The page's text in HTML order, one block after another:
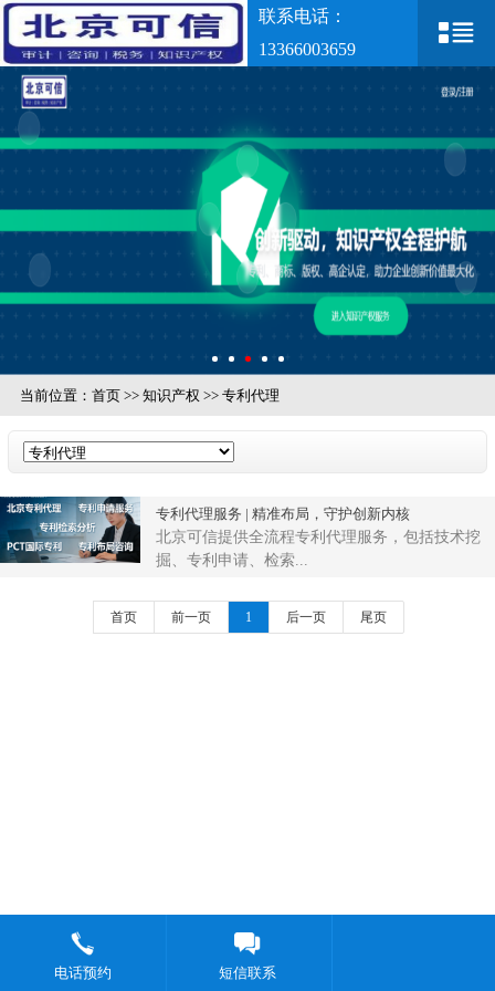
联系电话：
13366003659
当前位置： 首页>> 知识产权 >> 专利代理
专利代理服务 | 精准布局，守护创新内核
北京可信提供全流程专利代理服务，包括技术挖
掘、专利申请、检索...
首页 前一页 1 后一页 尾页
电话预约 短信联系